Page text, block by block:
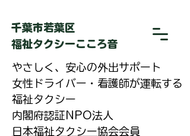
やさしく、安心の外出サポート
女性ドライバー・看護師が運転する
福祉タクシー
内閣府認証NPO法人
日本福祉タクシー協会会員
​千葉市若葉区
福祉タクシーこころ音